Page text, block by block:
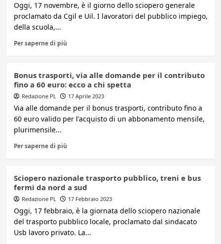
Oggi, 17 novembre, è il giorno dello sciopero generale
proclamato da Cgil e Uil. I lavoratori del pubblico impiego,
della scuola,...
Per saperne di più
Bonus trasporti, via alle domande per il contributo
fino a 60 euro: ecco a chi spetta
Redazione PL 17 Aprile 2023
Via alle domande per il bonus trasporti, contributo fino a
60 euro valido per l'acquisto di un abbonamento mensile,
plurimensile...
Per saperne di più
Sciopero nazionale trasporto pubblico, treni e bus
fermi da nord a sud
Redazione PL 17 Febbraio 2023
Oggi, 17 febbraio, è la giornata dello sciopero nazionale
del trasporto pubblico locale, proclamato dal sindacato
Usb lavoro privato. La...